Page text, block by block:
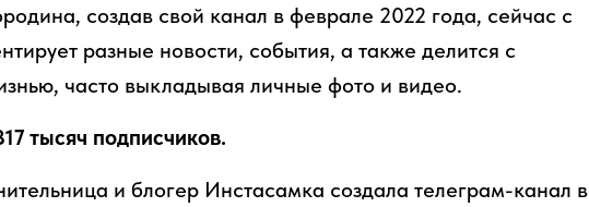
создав свой канал в феврале 2022 года, сейчас с
разные новости, события, а также делится с
часто выкладывая личные фото и видео.
тысяч подписчиков.
и блогер Инстасамка создала телеграм-канал в